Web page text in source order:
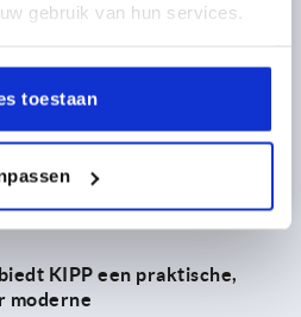
gebruik van hun services.
toestaan
KIPP een praktische,
moderne